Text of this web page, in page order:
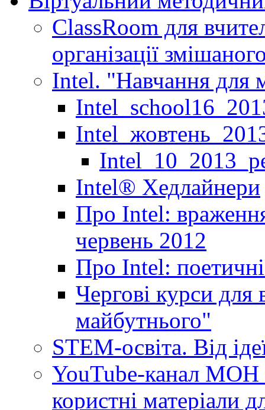
ClassRoom для
організації
Intel. "Навчання для
Іntel® Хедлайнери
Про Intel:
червень 2012
Про Intel:
Чергові курси
майбутнього"
STEM-освіта. Від
YouTube-канал МОН
користні матеріали